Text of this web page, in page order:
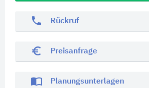
phone Rückruf
euro_symbol Preisanfrage
import_contacts Planungsunterlagen